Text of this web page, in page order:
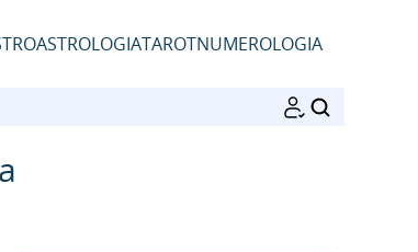
ASTROLOGIATAROTNUMEROLOGIA